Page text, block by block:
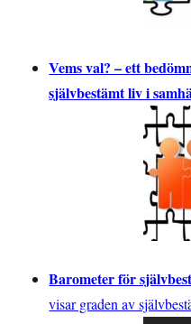
Vems val? – ett
självbestämt liv i
Barometer för
visar graden av